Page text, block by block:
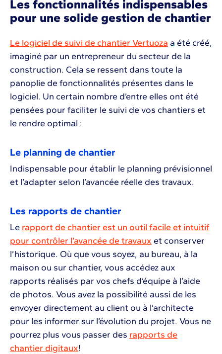
Les fonctionnalités indispensables
pour une solide gestion de chantier
Le logiciel de suivi de chantier Vertuoza a été créé,
imaginé par un entrepreneur du secteur de la
construction. Cela se ressent dans toute la
panoplie de fonctionnalités présentes dans le
logiciel. Un certain nombre d’entre elles ont été
pensées pour faciliter le suivi de vos chantiers et
le rendre optimal :
Le planning de chantier
Indispensable pour établir le planning prévisionnel
et l’adapter selon l’avancée réelle des travaux.
Les rapports de chantier
Le rapport de chantier est un outil facile et intuitif
pour contrôler l’avancée de travaux et conserver
l’historique. Où que vous soyez, au bureau, à la
maison ou sur chantier, vous accédez aux
rapports réalisés par vos chefs d’équipe à l’aide
de photos. Vous avez la possibilité aussi de les
envoyer directement au client ou à l’architecte
pour les informer sur l’évolution du projet. Vous ne
pourrez plus vous passer des rapports de
chantier digitaux!